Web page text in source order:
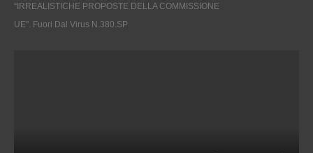
“IRREALISTICHE PROPOSTE DELLA COMMISSIONE
UE". Fuori Dal Virus N.380.SP